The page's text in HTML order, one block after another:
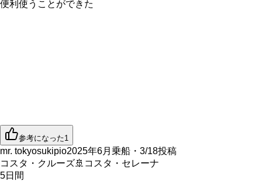
便利使うことができた
参考になった1
mr. tokyosukipio2025年6月乗船・3/18投稿
コスタ・クルーズ🚢 コスタ・セレーナ
5日間